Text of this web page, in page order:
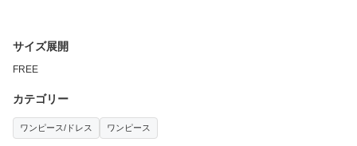
サイズ展開
FREE
カテゴリー
ワンピース/ドレス ワンピース